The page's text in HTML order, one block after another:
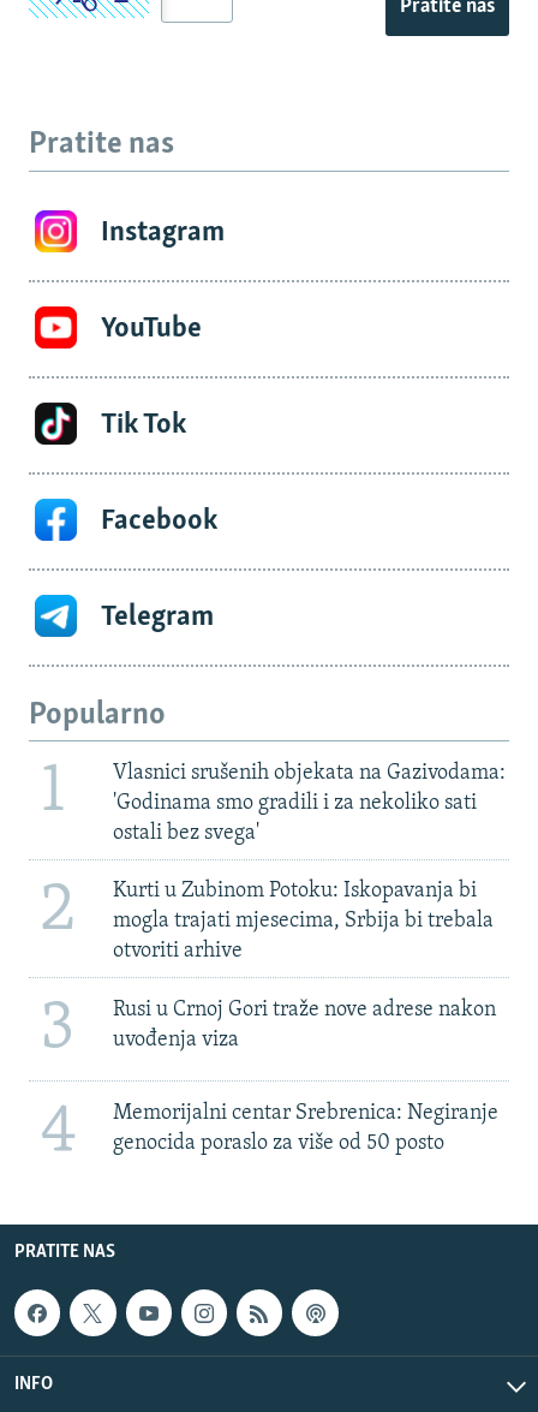
Pratite nas
Pratite nas
Instagram
YouTube
Tik Tok
Facebook
Telegram
Popularno
1
Vlasnici srušenih objekata na Gazivodama:
'Godinama smo gradili i za nekoliko sati
ostali bez svega'
2
Kurti u Zubinom Potoku: Iskopavanja bi
mogla trajati mjesecima, Srbija bi trebala
otvoriti arhive
3
Rusi u Crnoj Gori traže nove adrese nakon
uvođenja viza
4
Memorijalni centar Srebrenica: Negiranje
genocida poraslo za više od 50 posto
PRATITE NAS
INFO